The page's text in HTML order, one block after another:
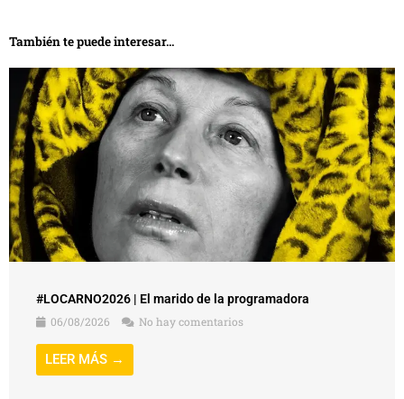
También te puede interesar...
#LOCARNO2026 | El marido de la programadora
06/08/2026
No hay comentarios
LEER MÁS →